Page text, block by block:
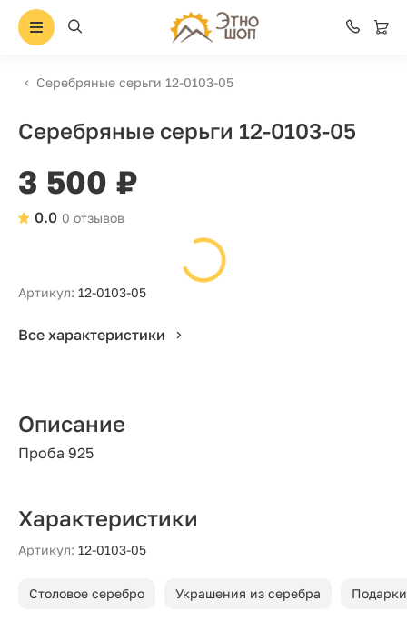
Серебряные серьги 12-0103-05
Серебряные серьги 12-0103-05
3 500 ₽
0 отзывов
0.0
Артикул: 12-0103-05
Все характеристики
Описание
Проба 925
Характеристики
Артикул: 12-0103-05
Столовое серебро Украшения из серебра